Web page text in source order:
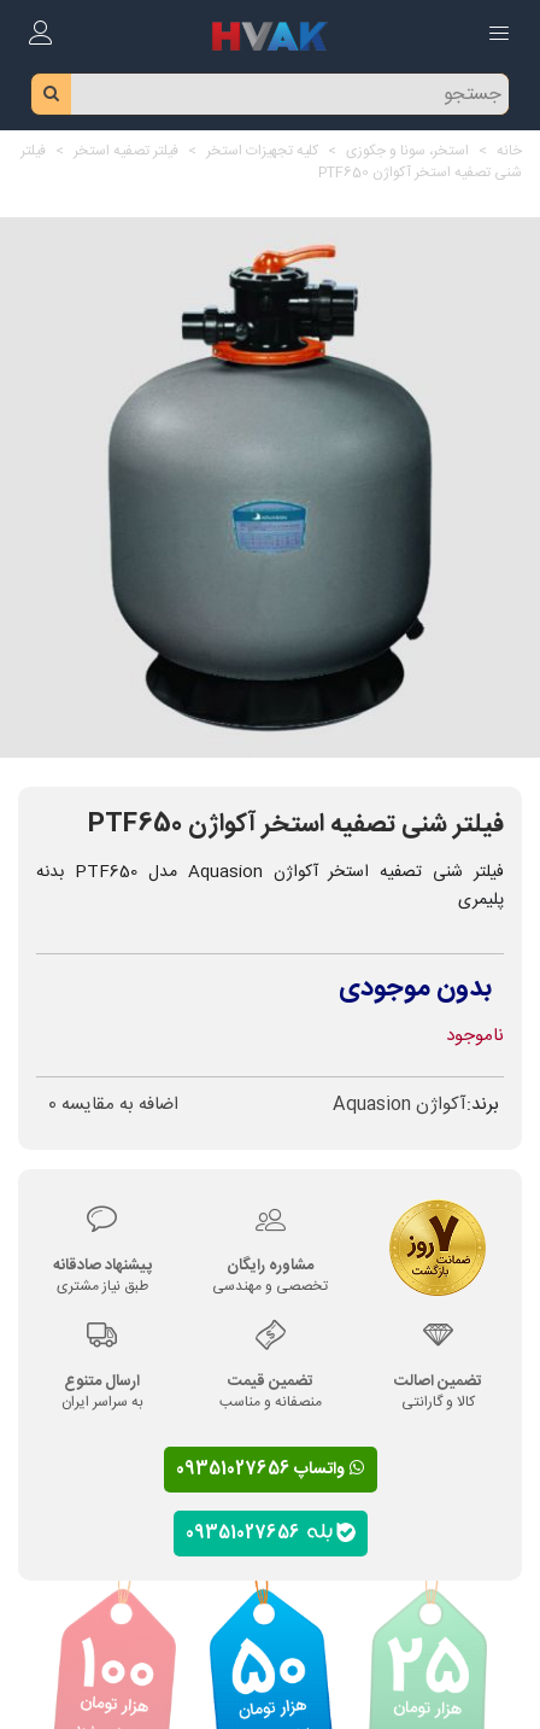
خانه > استخر، سونا و جکوزی > کلیه تجهیزات استخر > فیلتر تصفیه استخر > فیلتر
شنی تصفیه استخر آکواژن PTF650
فیلتر شنی تصفیه استخر آکواژن PTF650
فیلتر شنی تصفیه استخر آکواژن Aquasion مدل PTF650 بدنه
پلیمری
بدون موجودی
ناموجود
برند:آکواژن Aquasion اضافه به مقایسه 0
مشاوره رایگان
تخصصی و مهندسی
پیشنهاد صادقانه
طبق نیاز مشتری
تضمین اصالت
کالا و گارانتی
تضمین قیمت
منصفانه و مناسب
ارسال متنوع
به سراسر ایران
واتساپ 09351027656